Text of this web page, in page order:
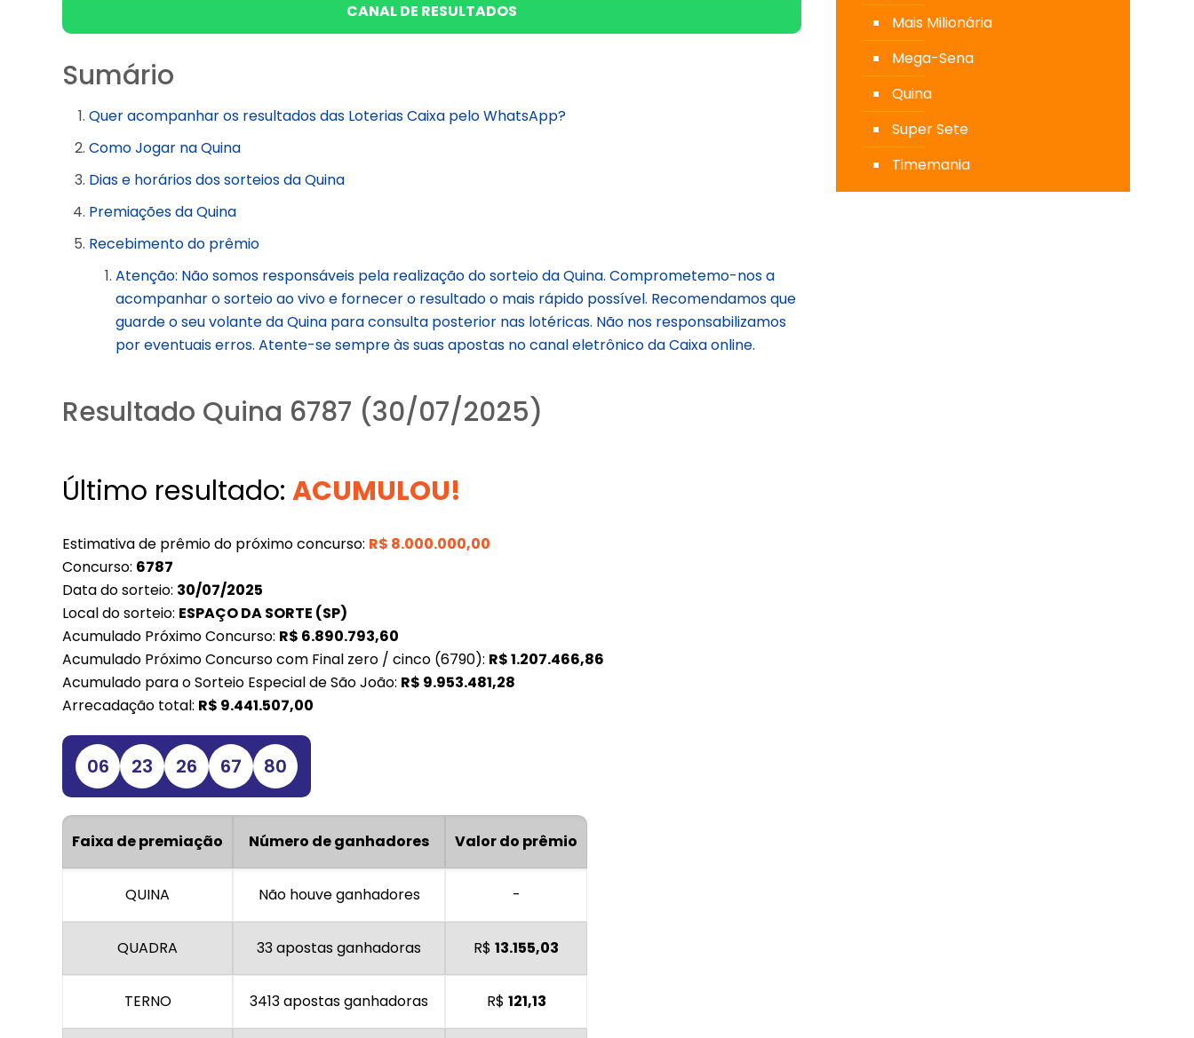
CANAL DE RESULTADOS
Sumário
Quer acompanhar os resultados das Loterias Caixa pelo WhatsApp?
Como Jogar na Quina
Dias e horários dos sorteios da Quina
Premiações da Quina
Recebimento do prêmio
Atenção: Não somos responsáveis pela realização do sorteio da Quina. Comprometemo-nos a
acompanhar o sorteio ao vivo e fornecer o resultado o mais rápido possível. Recomendamos que
guarde o seu volante da Quina para consulta posterior nas lotéricas. Não nos responsabilizamos
por eventuais erros. Atente-se sempre às suas apostas no canal eletrônico da Caixa online.
Resultado Quina 6787 (30/07/2025)
Último resultado:ACUMULOU!
Estimativa de prêmio do próximo concurso: R$ 8.000.000,00
Concurso: 6787
Data do sorteio: 30/07/2025
Local do sorteio: ESPAÇO DA SORTE (SP)
Acumulado Próximo Concurso: R$ 6.890.793,60
Acumulado Próximo Concurso com Final zero / cinco (6790): R$1.207.466,86
Acumulado para o Sorteio Especial de São João: R$ 9.953.481,28
Arrecadação total: R$ 9.441.507,00
06 23 26 67 80
Faixa de premiação Número de ganhadores Valor do prêmio
QUINA Não houve ganhadores -
QUADRA 33 apostas ganhadoras R$13.155,03
TERNO 3413 apostas ganhadoras R$ 121,13
Mais Milionária
Mega-Sena
Quina
Super Sete
Timemania